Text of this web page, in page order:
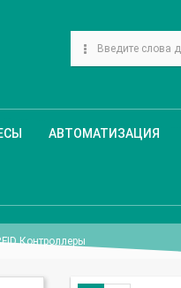
АВТОМАТИЗАЦИЯ
Контроллеры